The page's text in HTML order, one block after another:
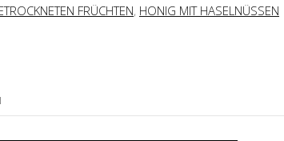
FRÜCHTEN, HONIG MIT HASELNÜSSEN